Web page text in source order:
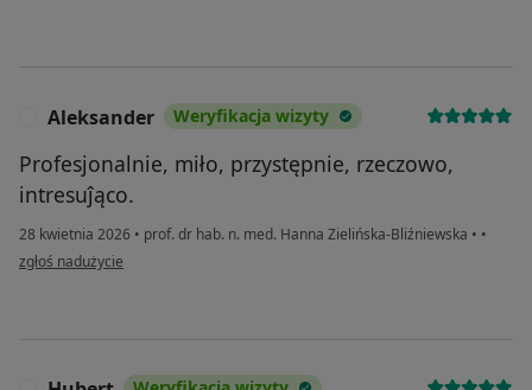
Aleksander Weryfikacja wizyty
Profesjonalnie, miło, przystępnie, rzeczowo,
intresuĵąco.
28 kwietnia 2026 • prof. dr hab. n. med. Hanna Zielińska-Bliźniewska • •
w opinii użytkownika Aleksander
zgłoś nadużycie